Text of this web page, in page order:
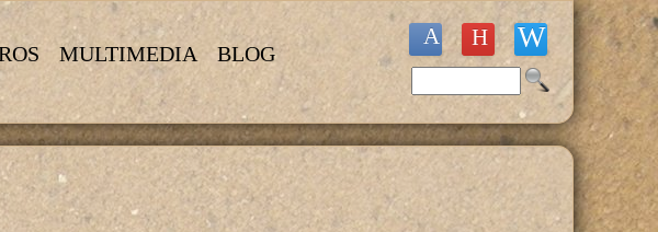
MULTIMEDIA BLOG
Formulario de búsqueda